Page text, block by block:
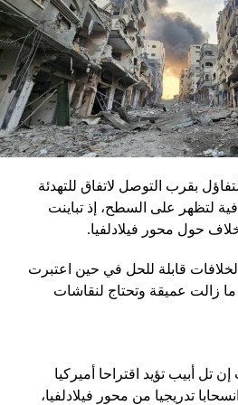
سالم بن مبارك آل شافي، على
استراتيجي” لبلاده، مضيفاً أن
اللازم للجمهورية التركية”، وفقا
المواطنين القطريين توجهوا إلى
التركية، بهدف دعم وإنعاش
على “الموقف الثابت” لبلاده مع
في غزة ولا دولة من دونها
خائف من إلقاء خطابه خارج
بقرب التوصل لاتفاق للتهدئة
لتظهر على السطح، إذ تباينت
حول محور فيلادلفيا.
قابلة للحل في حين اعتبرت
زالت عميقة وتحتاج لنقاشات
تل أبيب تؤيد اقتراحا أميركيا
تدريجيا من محور فيلادلفيا،